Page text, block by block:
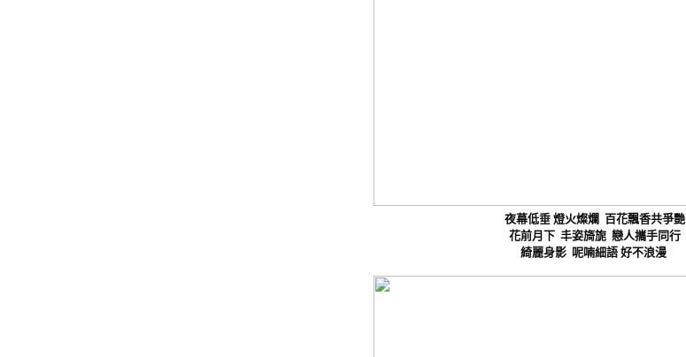
夜幕低垂 燈火燦爛 百花飄香共爭艷
花前月下 丰姿旖旎 戀人攜手同行
綺麗身影 呢喃細語 好不浪漫